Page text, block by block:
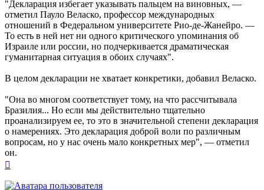
"Декларация избегает указывать пальцем на виновных, —
отметил Пауло Веласко, профессор международных
отношений в Федеральном университете Рио-де-Жанейро. —
То есть в ней нет ни одного критического упоминания об
Израиле или россии, но подчеркивается драматическая
гуманитарная ситуация в обоих случаях".
В целом декларации не хватает конкретики, добавил Веласко.
"Она во многом соответствует тому, на что рассчитывала
Бразилия... Но если мы действительно тщательно
проанализируем ее, то это в значительной степени декларация
о намерениях. Это декларация доброй воли по различным
вопросам, но у нас очень мало конкретных мер", — отметил
он.
началу